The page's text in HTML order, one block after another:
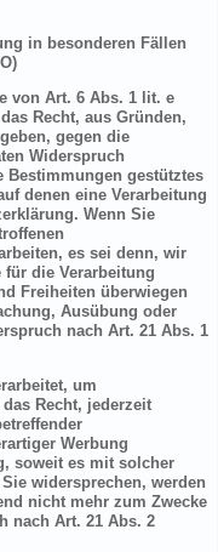
in besonderen Fällen
von Art. 6 Abs. 1 lit. e
Recht, aus Gründen,
gegen die
Widerspruch
gestütztes
denen eine Verarbeitung
Wenn Sie
es sei denn, wir
die Verarbeitung
Freiheiten überwiegen
Ausübung oder
nach Art. 21 Abs. 1
um
Recht, jederzeit
Werbung
soweit es mit solcher
widersprechen, werden
nicht mehr zum Zwecke
nach Art. 21 Abs. 2